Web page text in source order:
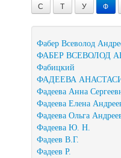
С
Т У Ф
Фабер Всеволод
ФАБЕР ВСЕВОЛОД
Фабицкий
ФАДЕЕВА
Фадеева Анна
Фадеева Елена
Фадеева Ольга
Фадеева Ю. Н.
Фадеев В.Г.
Фадеев Р.